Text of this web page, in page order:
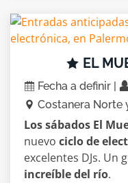
EL
Fecha a definir |
Costanera Norte
Los sábados El
nuevo ciclo de
excelentes DJs. Un
increíble del río.